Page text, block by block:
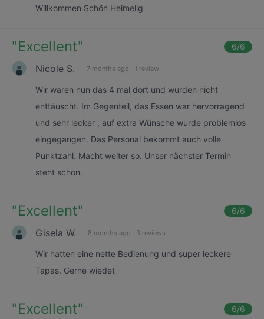
Willkommen Schön Heimelig
"Excellent" 6/6
Nicole S. 7 months ago · 1 review
Wir waren nun das 4 mal dort und wurden nicht
enttäuscht. Im Gegenteil, das Essen war hervorragend
und sehr lecker , auf extra Wünsche wurde problemlos
eingegangen. Das Personal bekommt auch volle
Punktzahl. Macht weiter so. Unser nächster Termin
steht schon.
"Excellent" 6/6
Gisela W. 8 months ago · 3 reviews
Wir hatten eine nette Bedienung und super leckere
Tapas. Gerne wiedet
"Excellent" 6/6